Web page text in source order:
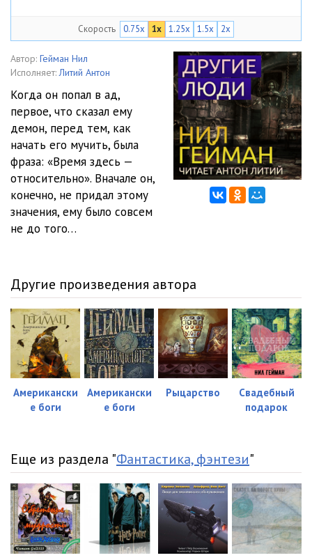
Скорость 0.75x 1x 1.25x 1.5x 2x
Автор: Гейман Нил
Исполняет: Литий Антон
Когда он попал в ад,
первое, что сказал ему
демон, перед тем, как
начать его мучить, была
фраза: «Время здесь —
относительно». Вначале он,
конечно, не придал этому
значения, ему было совсем
не до того…
Другие произведения автора
Американски
е боги
Американски
е боги
Рыцарство
Свадебный
подарок
Еще из раздела "Фантастика, фэнтези"